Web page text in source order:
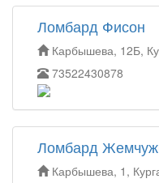
Ломбард Фисон
Карбышева, 12Б,
73522430878
Ломбард
Карбышева, 1,